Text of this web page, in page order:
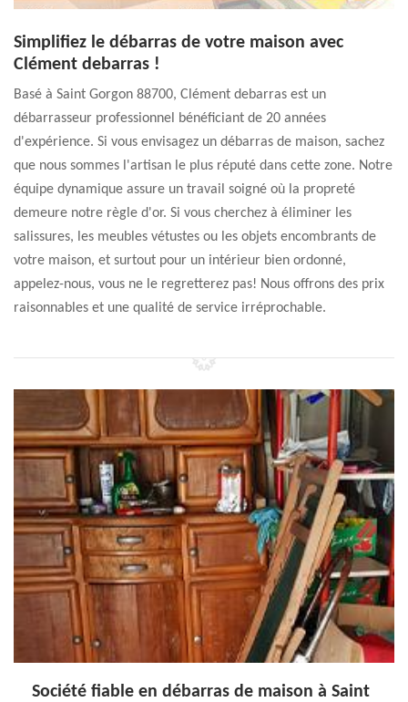
Simplifiez le débarras de votre maison avec
Clément debarras !
Basé à Saint Gorgon 88700, Clément debarras est un
débarrasseur professionnel bénéficiant de 20 années
d'expérience. Si vous envisagez un débarras de maison, sachez
que nous sommes l'artisan le plus réputé dans cette zone. Notre
équipe dynamique assure un travail soigné où la propreté
demeure notre règle d'or. Si vous cherchez à éliminer les
salissures, les meubles vétustes ou les objets encombrants de
votre maison, et surtout pour un intérieur bien ordonné,
appelez-nous, vous ne le regretterez pas! Nous offrons des prix
raisonnables et une qualité de service irréprochable.
Société fiable en débarras de maison à Saint